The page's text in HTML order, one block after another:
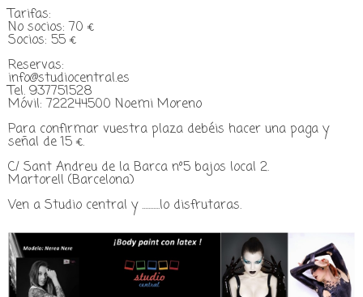
Tarifas:
No socios: 70 €
Socios: 55 €
Reservas:
info@studiocentral.es
Tel. 937751528
Móvil: 722244500 Noemi Moreno
Para confirmar vuestra plaza debéis hacer una paga y
señal de 15 €.
C/ Sant Andreu de la Barca nº5 bajos local 2.
Martorell (Barcelona)
Ven a Studio central y ...........lo disfrutaras.